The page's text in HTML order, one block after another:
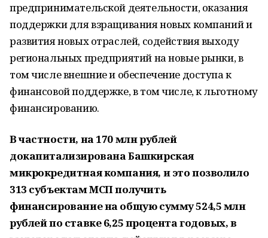
предпринимательской деятельности, оказания
поддержки для взращивания новых компаний и
развития новых отраслей, содействия выходу
региональных предприятий на новые рынки, в
том числе внешние и обеспечение доступа к
финансовой поддержке, в том числе, к льготному
финансированию.
В частности, на 170 млн рублей
докапитализирована Башкирская
микрокредитная компания, и это позволило
313 субъектам МСП получить
финансирование на общую сумму 524,5 млн
рублей по ставке 6,25 процента годовых, в